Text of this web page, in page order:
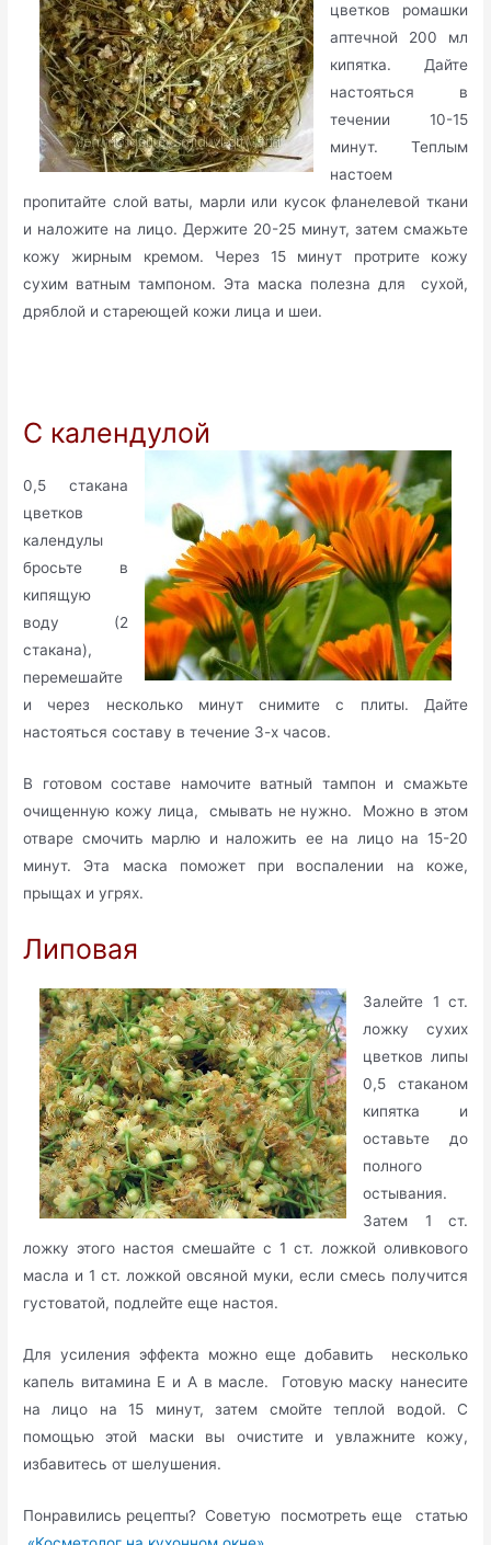
цветков ромашки
аптечной 200 мл
кипятка. Дайте
настояться в
течении 10-15
минут. Теплым
настоем
пропитайте слой ваты, марли или кусок фланелевой ткани
и наложите на лицо. Держите 20-25 минут, затем смажьте
кожу жирным кремом. Через 15 минут протрите кожу
сухим ватным тампоном. Эта маска полезна для сухой,
дряблой и стареющей кожи лица и шеи.
С календулой
0,5 стакана
цветков
календулы
бросьте в
кипящую
воду (2
стакана),
перемешайте
и через несколько минут снимите с плиты. Дайте
настояться составу в течение 3-х часов.
В готовом составе намочите ватный тампон и смажьте
очищенную кожу лица, смывать не нужно. Можно в этом
отваре смочить марлю и наложить ее на лицо на 15-20
минут. Эта маска поможет при воспалении на коже,
прыщах и угрях.
Липовая
Залейте 1 ст.
ложку сухих
цветков липы
0,5 стаканом
кипятка и
оставьте до
полного
остывания.
Затем 1 ст.
ложку этого настоя смешайте с 1 ст. ложкой оливкового
масла и 1 ст. ложкой овсяной муки, если смесь получится
густоватой, подлейте еще настоя.
Для усиления эффекта можно еще добавить несколько
капель витамина Е и А в масле. Готовую маску нанесите
на лицо на 15 минут, затем смойте теплой водой. С
помощью этой маски вы очистите и увлажните кожу,
избавитесь от шелушения.
Понравились рецепты? Советую посмотреть еще статью